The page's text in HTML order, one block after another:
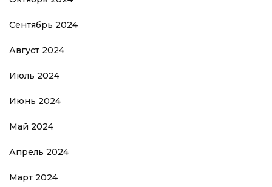
Сентябрь 2024
Август 2024
Июль 2024
Июнь 2024
Май 2024
Апрель 2024
Март 2024